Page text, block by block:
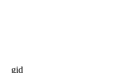
_gid